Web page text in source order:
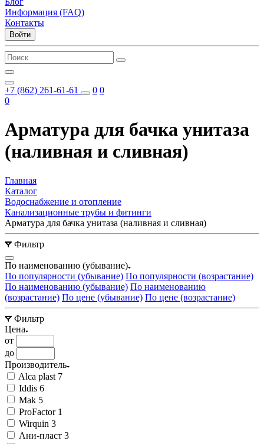
Информация (FAQ)
Контакты
Войти
+7 (862) 261-61-61 0 0
0
Арматура для бачка унитаза
(наливная и сливная)
Главная
Каталог
Водоснабжение и отопление
Канализационные трубы и фитинги
Арматура для бачка унитаза (наливная и сливная)
Фильтр
По наименованию (убывание)
По популярности (убывание) По популярности (возрастание)
По наименованию (убывание) По наименованию
(возрастание) По цене (убывание) По цене (возрастание)
Фильтр
Цена
от
до
Производитель
Alca plast 7
Iddis 6
Mak 5
ProFactor 1
Wirquin 3
Ани-пласт 3